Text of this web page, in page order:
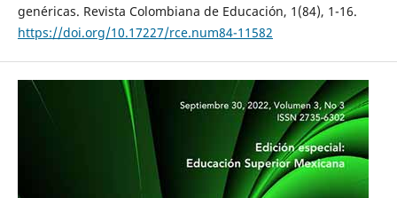
genéricas. Revista Colombiana de Educación, 1(84), 1-16.
https://doi.org/10.17227/rce.num84-11582